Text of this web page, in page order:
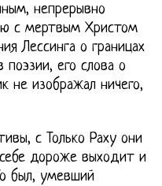
непрерывно
с мертвым Христом
Лессинга о границах
поэзии, его слова о
не изображал ничего,
с Только Раху они
дороже выходит и
был, умевший